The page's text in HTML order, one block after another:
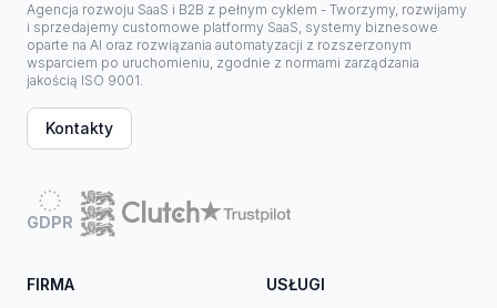
Agencja rozwoju SaaS i B2B z pełnym cyklem - Tworzymy, rozwijamy
i sprzedajemy customowe platformy SaaS, systemy biznesowe
oparte na AI oraz rozwiązania automatyzacji z rozszerzonym
wsparciem po uruchomieniu, zgodnie z normami zarządzania
jakością ISO 9001.
Kontakty
GDPR
FIRMA USŁUGI